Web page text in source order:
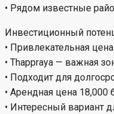
• Рядом известные
Инвестиционный
• Привлекательная
• Thappraya — важная
• Подходит для
• Арендная цена 18,000
• Интересный вариант